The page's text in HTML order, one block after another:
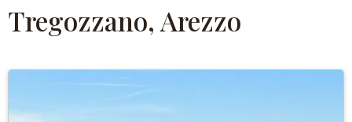
Tregozzano, Arezzo